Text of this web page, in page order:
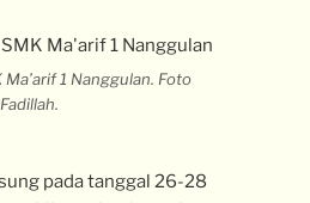
1 Nanggulan. Foto
pada tanggal 26-28